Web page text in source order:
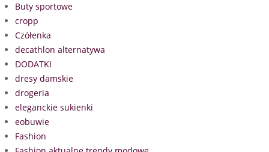
Buty sportowe
cropp
Czółenka
decathlon alternatywa
DODATKI
dresy damskie
drogeria
eleganckie sukienki
eobuwie
Fashion